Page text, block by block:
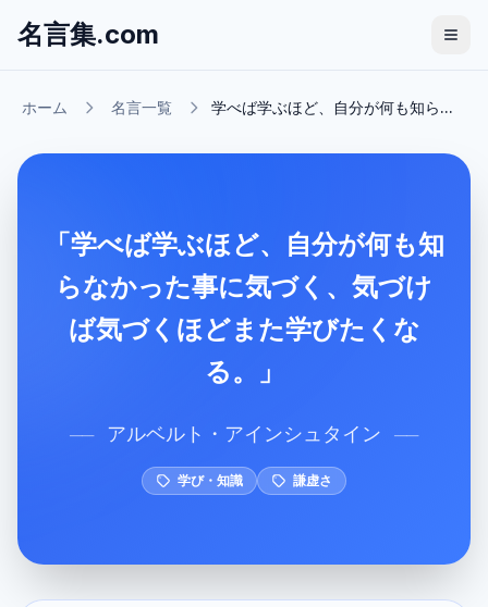
名言集.com
ホーム 名言一覧 学べば学ぶほど、自分が何も知ら...
「学べば学ぶほど、自分が何も知
らなかった事に気づく、気づけ
ば気づくほどまた学びたくな
る。」
── アルベルト・アインシュタイン ──
学び・知識 謙虚さ